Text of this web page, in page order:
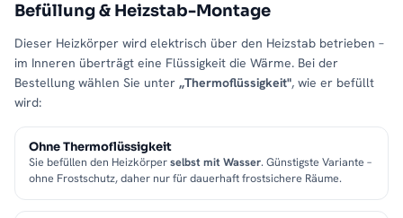
Befüllung & Heizstab-Montage
Dieser Heizkörper wird elektrisch über den Heizstab betrieben –
im Inneren überträgt eine Flüssigkeit die Wärme. Bei der
Bestellung wählen Sie unter „Thermoflüssigkeit", wie er befüllt
wird:
Ohne Thermoflüssigkeit
Sie befüllen den Heizkörperselbst mit Wasser. Günstigste Variante –
ohne Frostschutz, daher nur für dauerhaft frostsichere Räume.